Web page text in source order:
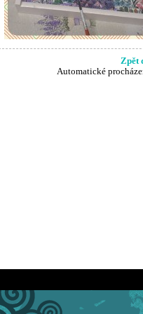
Zpět
Automatické